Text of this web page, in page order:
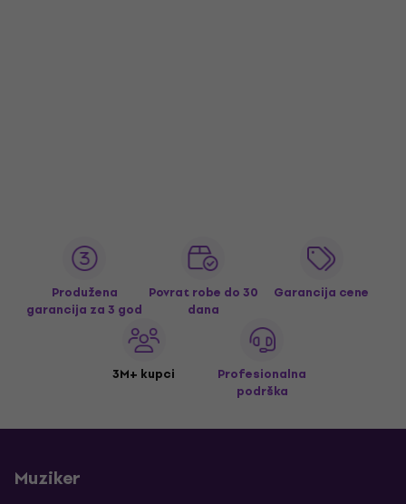
Produžena
garancija za 3 god
Povrat robe do 30
dana
Garancija cene
3M+ kupci
Profesionalna
podrška
Muziker